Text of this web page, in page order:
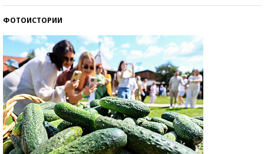
ФОТОИСТОРИИ